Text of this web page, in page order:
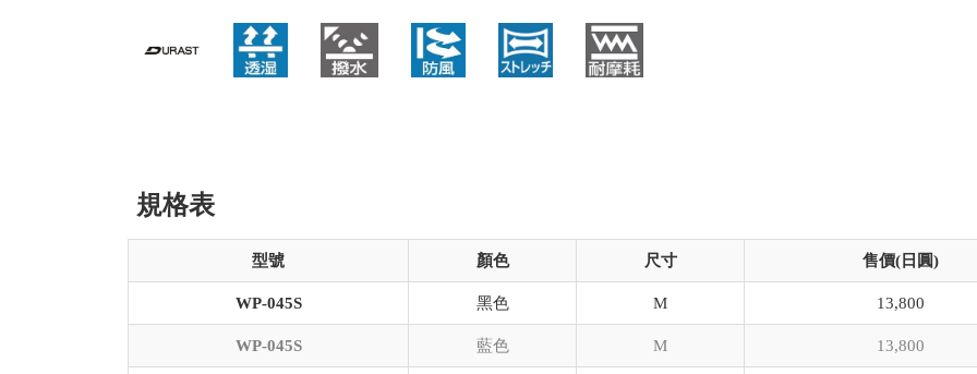
規格表
型號 顏色 尺寸 售價(日圓)
WP-045S 黑色 M 13,800
WP-045S 藍色 M 13,800